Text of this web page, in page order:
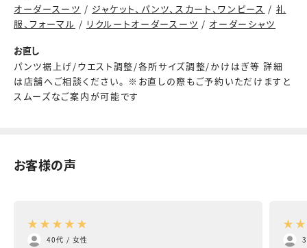
オーダースーツ / ジャケット、パンツ、スカート、ワンピース / 礼
服、フォーマル / リクルートオーダースーツ / オーダーシャツ
お直し
パンツ裾上げ/ウエスト調整/各所サイズ調整/かけはぎ等 詳細
は店舗へご相談ください。 ※お直しの際もご予約いただけますと
スムーズなご案内が可能です
お客様の声
★ ★ ★ ★ ★
40代 / 女性
★ ★